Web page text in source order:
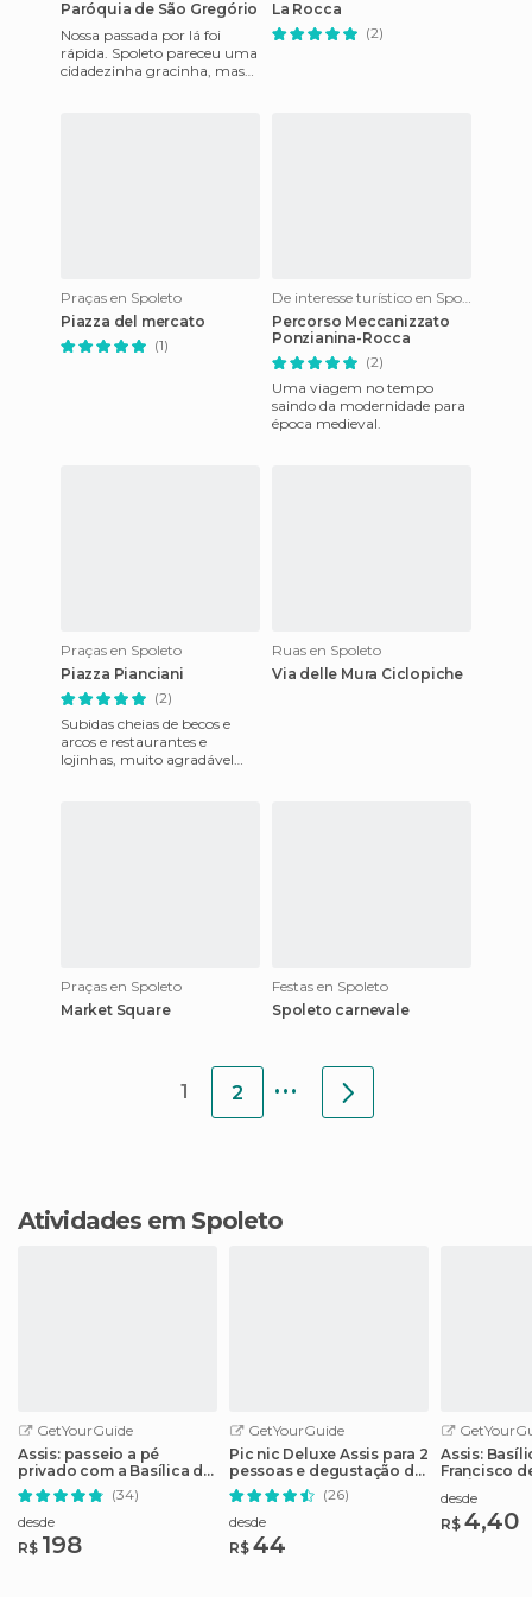
Paróquia de São Gregório
Nossa passada por lá foi
rápida. Spoleto pareceu uma
cidadezinha gracinha, mas
La Rocca
(2)
Praças en Spoleto
Piazza del mercato
(1)
De interesse turístico en Spoleto
Percorso Meccanizzato
Ponzianina-Rocca
(2)
Uma viagem no tempo
saindo da modernidade para
época medieval.
Praças en Spoleto
Piazza Pianciani
(2)
Subidas cheias de becos e
arcos e restaurantes e
lojinhas, muito agradável
Ruas en Spoleto
Via delle Mura Ciclopiche
Praças en Spoleto
Market Square
Festas en Spoleto
Spoleto carnevale
1 2 ...
Atividades em Spoleto
GetYourGuide
Assis: passeio a pé
privado com a Basílica de
São Francisco(34)
desde
R$ 198
GetYourGuide
Pic nic Deluxe Assis para 2
pessoas e degustação de
5 vinhos
(26)
desde
R$ 44
Assis:
Francisco
desde
R$ 4,40